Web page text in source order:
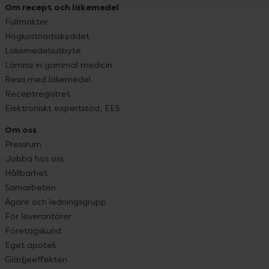
Om recept och läkemedel
Fullmakter
Högkostnadsskyddet
Läkemedelsutbyte
Lämna in gammal medicin
Resa med läkemedel
Receptregistret
Elektroniskt expertstöd, EES
Om oss
Pressrum
Jobba hos oss
Hållbarhet
Samarbeten
Ägare och ledningsgrupp
För leverantörer
Företagskund
Eget apotek
Glädjeeffekten